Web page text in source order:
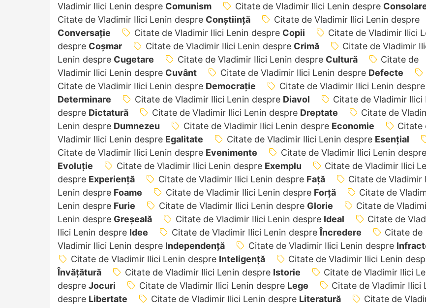
Vladimir Ilici Lenin despre Comunism Citate de Vladimir Ilici Lenin despre
Citate de Vladimir Ilici Lenin despre Conștiință
Citate de Vladimir Ilici Lenin despre
Conversație
Citate de Vladimir Ilici Lenin despre Copii
Citate de Vladimir Ilici
despre Coșmar Citate de Vladimir Ilici Lenin despre Crimă
Citate de Vladimir
Lenin despre Cugetare Citate de Vladimir Ilici Lenin despre Cultură
Citate de
Vladimir Ilici Lenin despre Cuvânt Citate de Vladimir Ilici Lenin despre Defecte
Citate de Vladimir Ilici Lenin despre Democrație
Citate de Vladimir Ilici Lenin despre
Determinare
Citate de Vladimir Ilici Lenin despre Diavol
Citate de Vladimir Ilici
despre Dictatură Citate de Vladimir Ilici Lenin despre Dreptate
Citate de
Lenin despre Dumnezeu Citate de Vladimir Ilici Lenin despre Economie
Citate
Vladimir Ilici Lenin despre Egalitate Citate de Vladimir Ilici Lenin despre Esențial
Citate de Vladimir Ilici Lenin despre Evenimente
Citate de Vladimir Ilici Lenin despre
Evoluție
Citate de Vladimir Ilici Lenin despre Exemplu
Citate de Vladimir Ilici
despre Experiență Citate de Vladimir Ilici Lenin despre Față
Citate de Vladimir
Lenin despre Foame Citate de Vladimir Ilici Lenin despre Forță
Citate de
Lenin despre Furie Citate de Vladimir Ilici Lenin despre Glorie
Citate de
Lenin despre Greșeală Citate de Vladimir Ilici Lenin despre Ideal
Citate de
Ilici Lenin despre Idee Citate de Vladimir Ilici Lenin despre Încredere
Citate de
Vladimir Ilici Lenin despre Independenţă Citate de Vladimir Ilici Lenin despre
Citate de Vladimir Ilici Lenin despre Inteligență
Citate de Vladimir Ilici Lenin
Învățătură
Citate de Vladimir Ilici Lenin despre Istorie
Citate de Vladimir Ilici
despre Jocuri Citate de Vladimir Ilici Lenin despre Lege
Citate de Vladimir Ilici
despre Libertate Citate de Vladimir Ilici Lenin despre Literatură
Citate de